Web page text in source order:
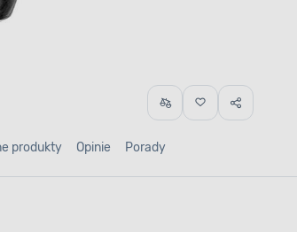
produkty Opinie Porady